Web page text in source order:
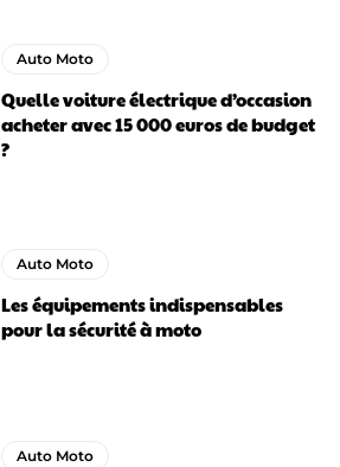
Auto Moto
Quelle voiture électrique d’occasion
acheter avec 15 000 euros de budget
?
Auto Moto
Les équipements indispensables
pour la sécurité à moto
Auto Moto